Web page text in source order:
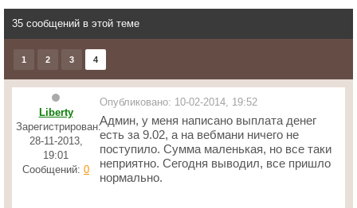
35 сообщений в этой теме
1 2 3 4
Liberty
Зарегистрирован:
28-11-2013,
19:01
Сообщений: 0
Опубликовано: 10-02-2014, 19:52
Админ, у меня написано выплата денег
есть за 9.02, а на вебмани ничего не
поступило. Сумма маленькая, но все таки
неприятно. Сегодня выводил, все пришло
нормально.